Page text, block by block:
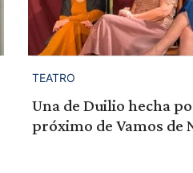
TEATRO
Una de Duilio hecha
próximo de Vamos de